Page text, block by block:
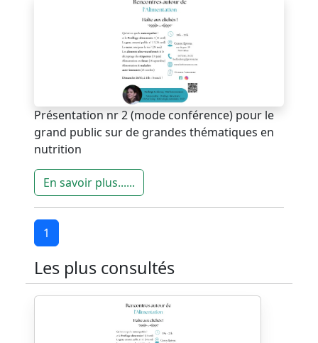
Présentation nr 2 (mode conférence) pour le
grand public sur de grandes thématiques en
nutrition
En savoir plus......
1
Les plus consultés